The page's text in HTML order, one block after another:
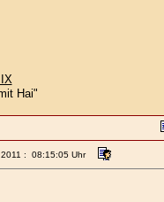
Hai"
: 08:15:05 Uhr